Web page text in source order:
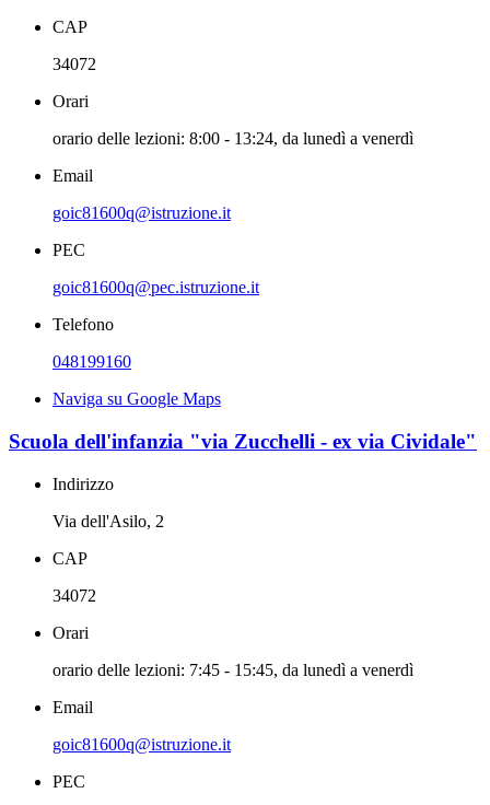
CAP
34072
Orari
orario delle lezioni: 8:00 - 13:24, da lunedì a venerdì
Email
goic81600q@istruzione.it
PEC
goic81600q@pec.istruzione.it
Telefono
048199160
Naviga su Google Maps
Scuola dell'infanzia "via Zucchelli - ex via Cividale"
Indirizzo
Via dell'Asilo, 2
CAP
34072
Orari
orario delle lezioni: 7:45 - 15:45, da lunedì a venerdì
Email
goic81600q@istruzione.it
PEC